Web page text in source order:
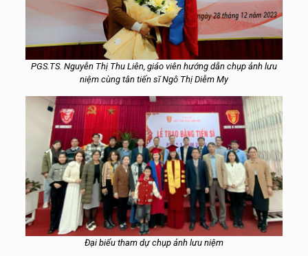
PGS.TS. Nguyễn Thị Thu Liên, giáo viên hướng dẫn chụp ảnh lưu
niệm cùng tân tiến sĩ Ngô Thị Diễm My
Đại biểu tham dự chụp ảnh lưu niệm